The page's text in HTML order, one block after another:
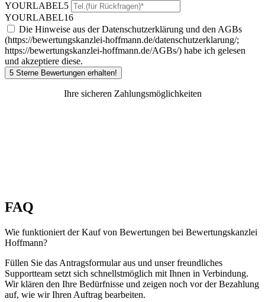
YOURLABEL5
YOURLABEL16
Die Hinweise aus der Datenschutzerklärung und den AGBs
(https://bewertungskanzlei-hoffmann.de/datenschutzerklarung/;
https://bewertungskanzlei-hoffmann.de/AGBs/) habe ich gelesen
und akzeptiere diese.
5 Sterne Bewertungen erhalten!
Ihre sicheren Zahlungsmöglichkeiten
FAQ
Wie funktioniert der Kauf von Bewertungen bei Bewertungskanzlei
Hoffmann?
Füllen Sie das Antragsformular aus und unser freundliches
Supportteam setzt sich schnellstmöglich mit Ihnen in Verbindung.
Wir klären den Ihre Bedürfnisse und zeigen noch vor der Bezahlung
auf, wie wir Ihren Auftrag bearbeiten.